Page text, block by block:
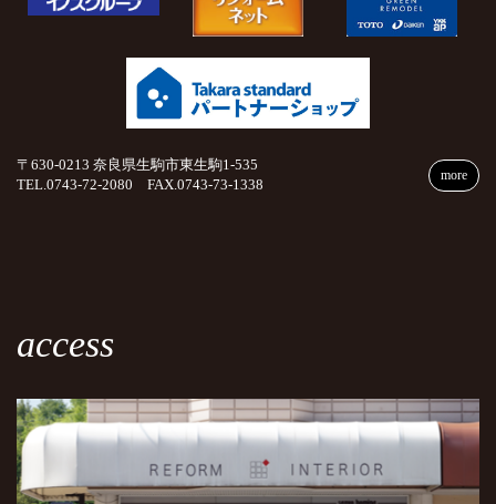
〒630-0213 奈良県生駒市東生駒1-535
TEL.0743-72-2080 FAX.0743-73-1338
more
access